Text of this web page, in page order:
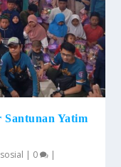
Yatim
sosial | 0 |